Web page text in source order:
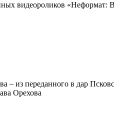
видеороликов «Неформат:
– из переданного в дар
Орехова